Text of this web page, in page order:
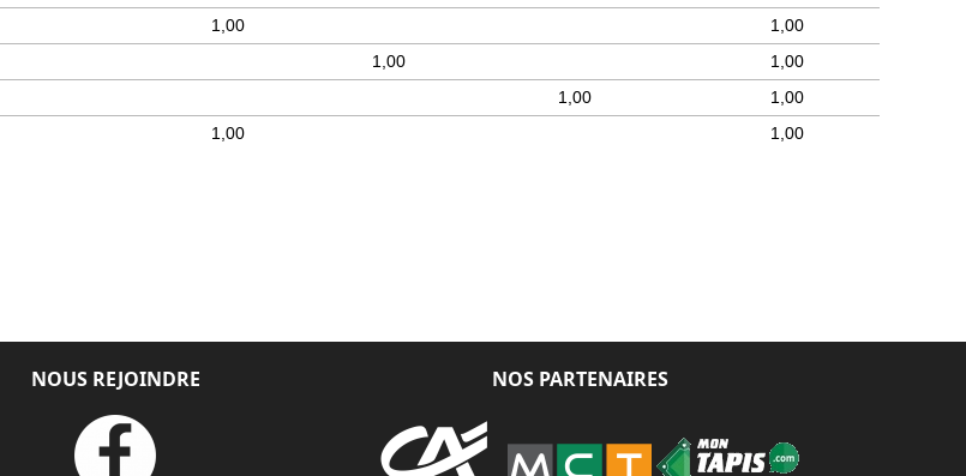
1,00
1,00
1,00
1,00
1,00
1,00
1,00 1,00
NOUS REJOINDRE NOS PARTENAIRES